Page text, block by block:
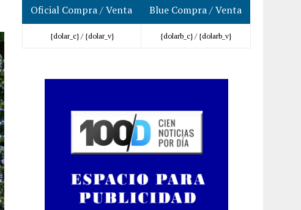
Oficial Compra / Venta
Blue Compra / Venta
{dolar_c} / {dolar_v} {dolarb_c} / {dolarb_v}